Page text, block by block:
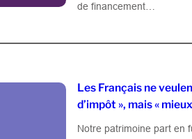
de financement…
Les Français ne
d’impôt », mais «
Notre patrimoine part en